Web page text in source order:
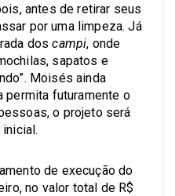
antes de retirar seus
por uma limpeza. Já
doscampi, onde
sapatos e
Moisés ainda
permita futuramente o
o projeto será
de execução do
no valor total de R$